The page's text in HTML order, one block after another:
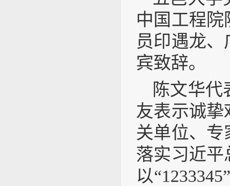
中国工程
员印遇龙
宾致辞。
陈文华
友表示诚
关单位、
落实习近平
以